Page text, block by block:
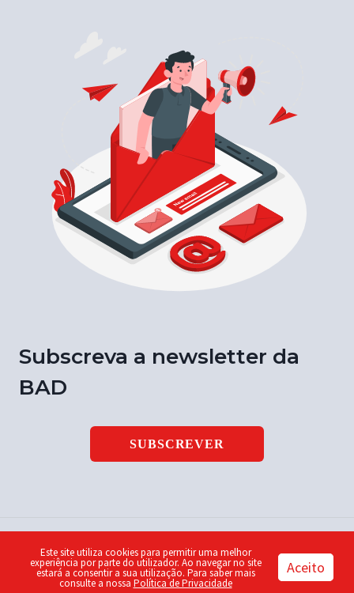
Subscreva a newsletter da
BAD
SUBSCREVER
© 2026 Notícia BAD | ISSN 1646-9003 | Design by Piu
Este site utiliza cookies para permitir uma melhor
experiência por parte do utilizador. Ao navegar no site
estará a consentir a sua utilização. Para saber mais
consulte a nossa Política de Privacidade
Aceito